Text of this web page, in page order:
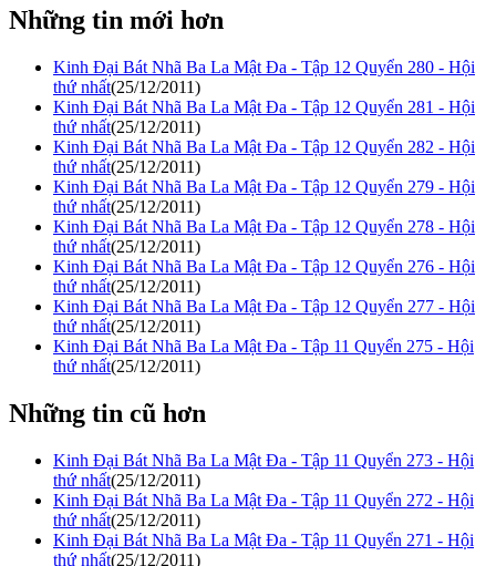
Những tin mới hơn
Kinh Đại Bát Nhã Ba La Mật Đa - Tập 12 Quyển 280 - Hội
thứ nhất(25/12/2011)
Kinh Đại Bát Nhã Ba La Mật Đa - Tập 12 Quyển 281 - Hội
thứ nhất(25/12/2011)
Kinh Đại Bát Nhã Ba La Mật Đa - Tập 12 Quyển 282 - Hội
thứ nhất(25/12/2011)
Kinh Đại Bát Nhã Ba La Mật Đa - Tập 12 Quyển 279 - Hội
thứ nhất(25/12/2011)
Kinh Đại Bát Nhã Ba La Mật Đa - Tập 12 Quyển 278 - Hội
thứ nhất(25/12/2011)
Kinh Đại Bát Nhã Ba La Mật Đa - Tập 12 Quyển 276 - Hội
thứ nhất(25/12/2011)
Kinh Đại Bát Nhã Ba La Mật Đa - Tập 12 Quyển 277 - Hội
thứ nhất(25/12/2011)
Kinh Đại Bát Nhã Ba La Mật Đa - Tập 11 Quyển 275 - Hội
thứ nhất(25/12/2011)
Những tin cũ hơn
Kinh Đại Bát Nhã Ba La Mật Đa - Tập 11 Quyển 273 - Hội
thứ nhất(25/12/2011)
Kinh Đại Bát Nhã Ba La Mật Đa - Tập 11 Quyển 272 - Hội
thứ nhất(25/12/2011)
Kinh Đại Bát Nhã Ba La Mật Đa - Tập 11 Quyển 271 - Hội
thứ nhất(25/12/2011)